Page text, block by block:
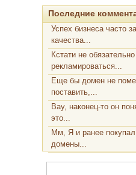
Последние
Успех бизнеса часто
качества...
Кстати не обязательно
рекламироваться...
Еще бы домен не
поставить,...
Вау, наконец-то он
это...
Мм, Я и ранее
домены...